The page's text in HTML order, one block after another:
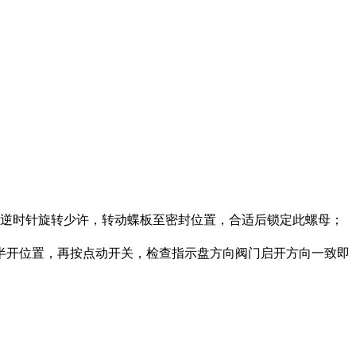
针旋转少许，转动蝶板至密封位置，合适后锁定此螺母；
位置，再按点动开关，检查指示盘方向阀门启开方向一致即